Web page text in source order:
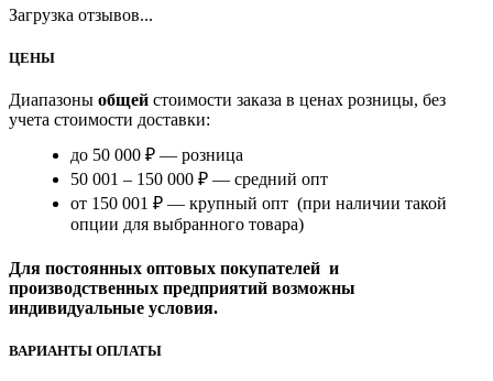
Загрузка отзывов...
ЦЕНЫ
Диапазоны общей стоимости заказа в ценах розницы, без
учета стоимости доставки:
до 50 000 ₽ — розница
50 001 – 150 000 ₽ — средний опт
от 150 001 ₽ — крупный опт (при наличии такой
опции для выбранного товара)
Для постоянных оптовых покупателей и
производственных предприятий возможны
индивидуальные условия.
ВАРИАНТЫ ОПЛАТЫ